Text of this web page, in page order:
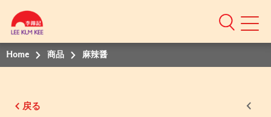
Home 商品 麻辣醤
戻る